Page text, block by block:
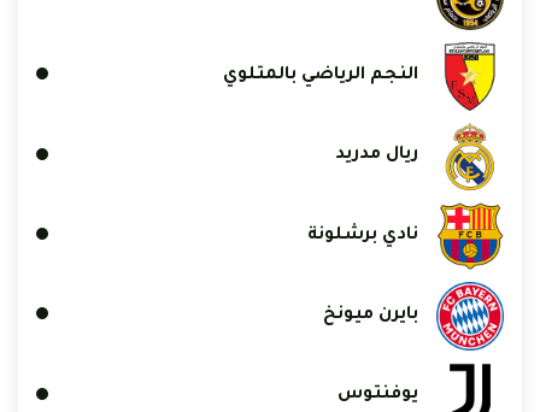
النجم الرياضي بالمتلوي
ريال مدريد
نادي برشلونة
بايرن ميونخ
يوفنتوس